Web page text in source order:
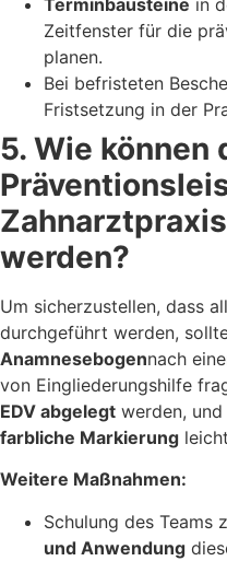
Zeitfenster für die
planen.
Bei befristeten
Fristsetzung in der
5. Wie können
werden?
Um sicherzustellen, dass
durchgeführt werden,
Anamnesebogennach
von Eingliederungshilfe
EDV abgelegt werden,
farbliche Markierung
Weitere Maßnahmen:
Schulung des Teams
und Anwendung